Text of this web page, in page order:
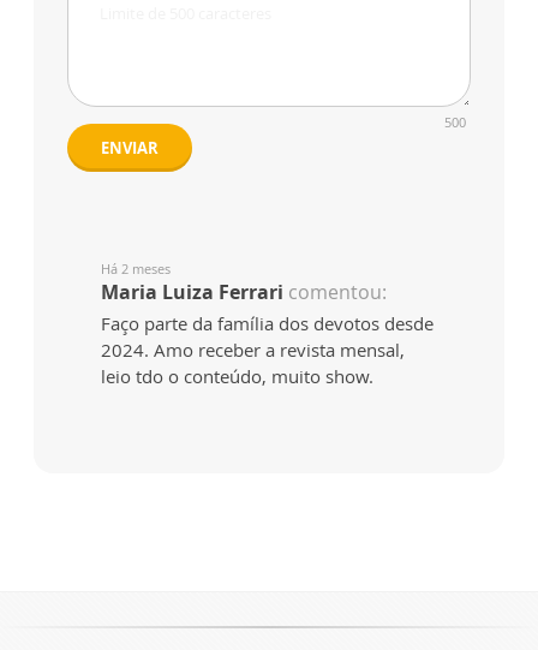
500
ENVIAR
Há 2 meses
Maria Luiza Ferrari comentou:
Faço parte da família dos devotos desde
2024. Amo receber a revista mensal,
leio tdo o conteúdo, muito show.